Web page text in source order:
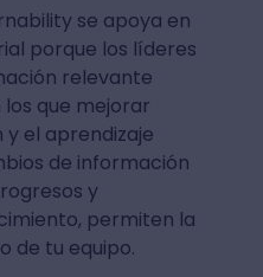
se apoya en
porque los líderes
relevante
que mejorar
el aprendizaje
de información
y
permiten la
de tu equipo.